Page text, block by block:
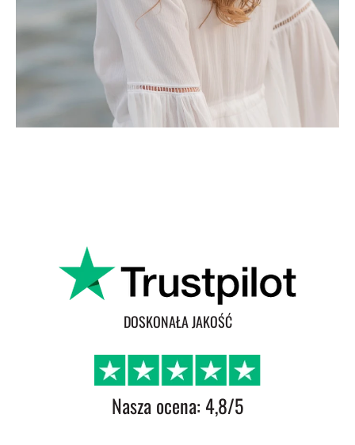
Nasza ocena: 4,8/5
DOSKONAŁA JAKOŚĆ